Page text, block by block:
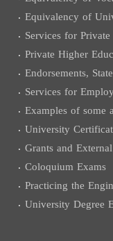
Equivalency of
Services for
Private Higher
Endorsements,
Services for
Examples of some
University
Grants and
Coloquium Exams
Practicing the
University Degree